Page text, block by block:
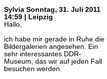
Sylvia Sonntag, 31. Juli 2011
14:59 | Leipzig
Hallo,
ich habe mir gerade in Ruhe die
Bildergalerien angesehen. Ein
sehr interessantes DDR-
Museum, das wir auf jeden Fall
besuchen werden.